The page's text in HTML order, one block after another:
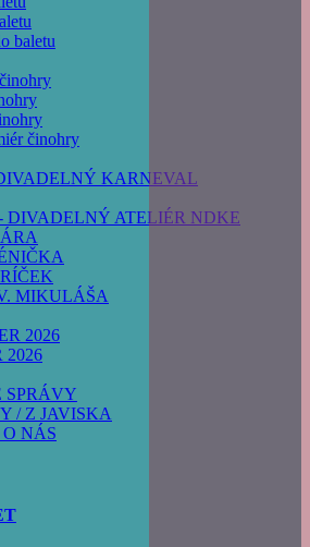
baletu
činohry
KARNEVAL
ATELIÉR NDKE
MIKULÁŠA
2026
2026
SPRÁVY
/ Z JAVISKA
NÁS